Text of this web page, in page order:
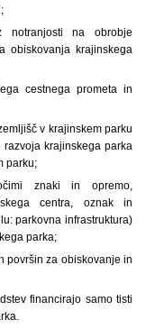
notranjosti na obrobje
obiskovanja krajinskega
cestnega prometa in
v krajinskem parku
krajinskega parka
parku;
znaki in opremo,
centra, oznak in
parkovna infrastruktura)
parka;
površin za obiskovanje in
financirajo samo tisti